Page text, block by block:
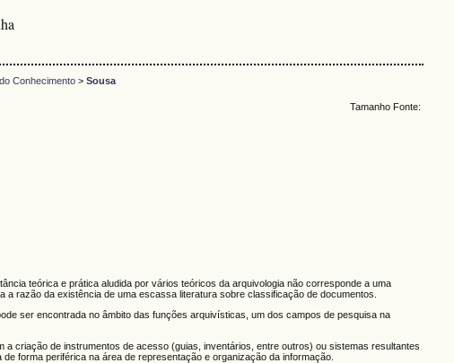
Conhecimento> Sousa
Tamanho Fonte:
teórica e prática aludida por vários teóricos da arquivologia não corresponde a uma
razão da existência de uma escassa literatura sobre classificação de documentos.
ser encontrada no âmbito das funções arquivísticas, um dos campos de pesquisa na
a criação de instrumentos de acesso (guias, inventários, entre outros) ou sistemas resultantes
forma periférica na área de representação e organização da informação.